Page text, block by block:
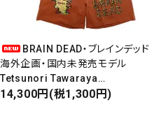
BRAIN DEAD・ブレインデッド
海外企画・国内未発売モデル
Tetsunori Tawaraya
JERSEY SHORTS・ジャージショーツ
14,300円(税1,300円)